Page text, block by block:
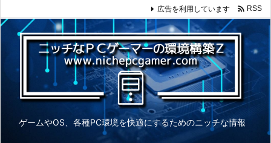
ゲームやOS、各種PC環境を快適にするためのニッチな情報
広告を利用しています  RSS